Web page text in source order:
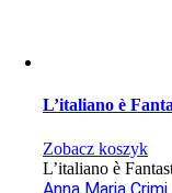
L’italiano è
Zobacz koszyk
L’italiano è
Anna Maria Crimi